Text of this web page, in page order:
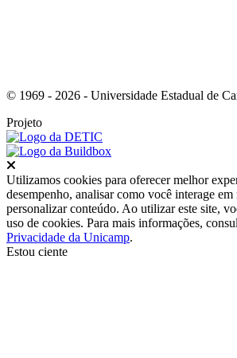
© 1969 - 2026 - Universidade Estadual de
Projeto
Utilizamos cookies para oferecer melhor
desempenho, analisar como você interage em
personalizar conteúdo. Ao utilizar este site,
uso de cookies. Para mais informações,
Privacidade da Unicamp.
Estou ciente